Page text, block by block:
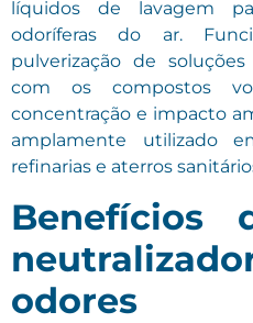
líquidos de lavagem
odoríferas do ar.
pulverização de
com os compostos
concentração e impacto
amplamente utilizado
refinarias e aterros
Benefícios
odores